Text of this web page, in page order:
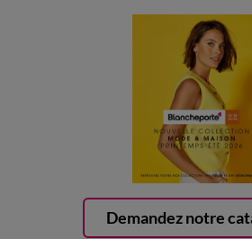
Demandez notre